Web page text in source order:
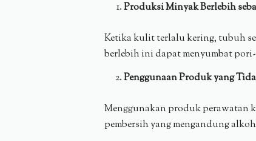
Produksi Minyak Berlebih
Ketika kulit terlalu kering, tubuh
berlebih ini dapat menyumbat
Penggunaan Produk yang
Menggunakan produk perawatan
pembersih yang mengandung